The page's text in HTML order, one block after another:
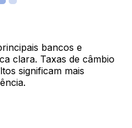
bancos e
clara. Taxas de câmbio
significam mais